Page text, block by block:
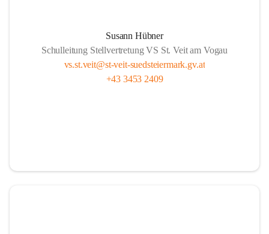
Susann Hübner
Schulleitung Stellvertretung VS St. Veit am Vogau
vs.st.veit@st-veit-suedsteiermark.gv.at
+43 3453 2409